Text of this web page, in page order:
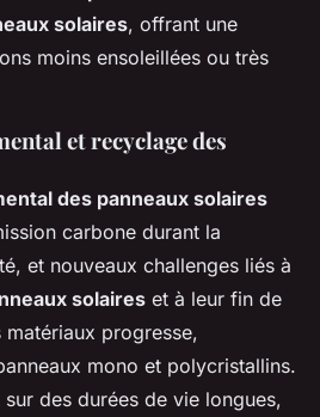
solaires, offrant une
moins ensoleillées ou très
et recyclage des
des panneaux solaires
carbone durant la
et nouveaux challenges liés à
solaires et à leur fin de
progresse,
mono et polycristallins.
des durées de vie longues,